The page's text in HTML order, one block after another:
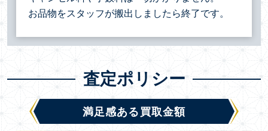
お品物をスタッフが搬出しましたら終了です。
査定ポリシー
満足感ある買取金額